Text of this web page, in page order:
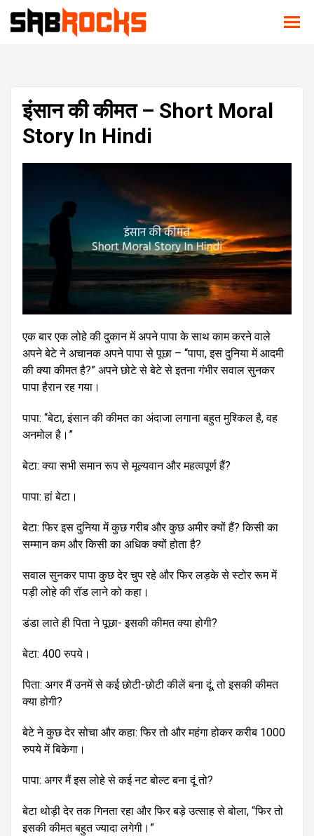
इंसान की कीमत – Short Moral
Story In Hindi
एक बार एक लोहे की दुकान में अपने पापा के साथ काम करने वाले
अपने बेटे ने अचानक अपने पापा से पूछा – “पापा, इस दुनिया में आदमी
की क्या कीमत है?” अपने छोटे से बेटे से इतना गंभीर सवाल सुनकर
पापा हैरान रह गया।
पापा: “बेटा, इंसान की कीमत का अंदाजा लगाना बहुत मुश्किल है, वह
अनमोल है।”
बेटा: क्या सभी समान रूप से मूल्यवान और महत्वपूर्ण हैं?
पापा: हां बेटा।
बेटा: फिर इस दुनिया में कुछ गरीब और कुछ अमीर क्यों हैं? किसी का
सम्मान कम और किसी का अधिक क्यों होता है?
सवाल सुनकर पापा कुछ देर चुप रहे और फिर लड़के से स्टोर रूम में
पड़ी लोहे की रॉड लाने को कहा।
डंडा लाते ही पिता ने पूछा- इसकी कीमत क्या होगी?
बेटा: 400 रुपये।
पिता: अगर मैं उनमें से कई छोटी-छोटी कीलें बना दूं, तो इसकी कीमत
क्या होगी?
बेटे ने कुछ देर सोचा और कहा: फिर तो और महंगा होकर करीब 1000
रुपये में बिकेगा।
पापा: अगर मैं इस लोहे से कई नट बोल्ट बना दूं तो?
बेटा थोड़ी देर तक गिनता रहा और फिर बड़े उत्साह से बोला, “फिर तो
इसकी कीमत बहुत ज्यादा लगेगी।”